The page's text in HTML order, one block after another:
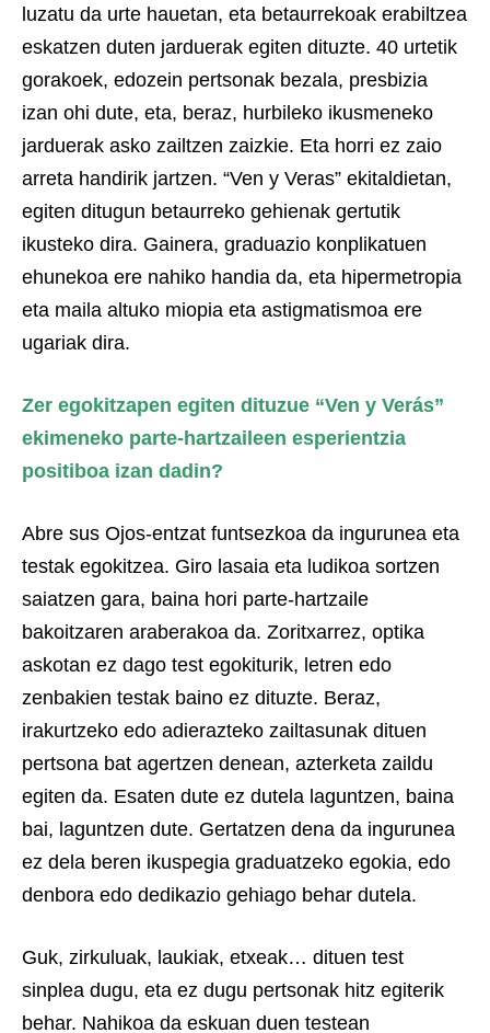
luzatu da urte hauetan, eta betaurrekoak erabiltzea
eskatzen duten jarduerak egiten dituzte. 40 urtetik
gorakoek, edozein pertsonak bezala, presbizia
izan ohi dute, eta, beraz, hurbileko ikusmeneko
jarduerak asko zailtzen zaizkie. Eta horri ez zaio
arreta handirik jartzen. “Ven y Veras” ekitaldietan,
egiten ditugun betaurreko gehienak gertutik
ikusteko dira. Gainera, graduazio konplikatuen
ehunekoa ere nahiko handia da, eta hipermetropia
eta maila altuko miopia eta astigmatismoa ere
ugariak dira.
Zer egokitzapen egiten dituzue “Ven y Verás”
ekimeneko parte-hartzaileen esperientzia
positiboa izan dadin?
Abre sus Ojos-entzat funtsezkoa da ingurunea eta
testak egokitzea. Giro lasaia eta ludikoa sortzen
saiatzen gara, baina hori parte-hartzaile
bakoitzaren araberakoa da. Zoritxarrez, optika
askotan ez dago test egokiturik, letren edo
zenbakien testak baino ez dituzte. Beraz,
irakurtzeko edo adierazteko zailtasunak dituen
pertsona bat agertzen denean, azterketa zaildu
egiten da. Esaten dute ez dutela laguntzen, baina
bai, laguntzen dute. Gertatzen dena da ingurunea
ez dela beren ikuspegia graduatzeko egokia, edo
denbora edo dedikazio gehiago behar dutela.
Guk, zirkuluak, laukiak, etxeak… dituen test
sinplea dugu, eta ez dugu pertsonak hitz egiterik
behar. Nahikoa da eskuan duen testean